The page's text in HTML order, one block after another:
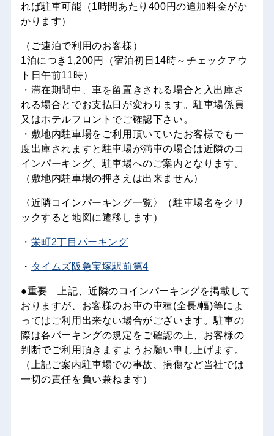
れば駐車可能（1時間あたり400円の追加料金がか
かります）
（ご連泊で利用のお客様）
1泊につき1,200円（宿泊初日14時～チェックアウ
ト日午前11時）
・滞在期間中、車を留置きされる場合と入出庫さ
れる場合とでお支払日が変わります。駐車場係員
又はホテルフロントでご確認下さい。
・敷地内駐車場をご利用頂いていたお客様でも一
度出庫されますと駐車場が満車の場合は近隣のコ
インパーキング、駐車場へのご案内となります。
（敷地内駐車場の押さえは出来ません）
〈近隣コインパーキング一覧〉（駐車場名をクリ
ックすると地図に遷移します）
・ 栄町2丁目パーキング
・ タイムズ阪急宝塚駅前第4
●重要 上記、近隣のコインパーキングを掲載して
おりますが、お客様のお車の車種(全長/幅)等によ
ってはご利用出来ない場合がございます。駐車の
際は各パーキングの規定をご確認の上、お客様の
判断でご利用頂きますようお願い申し上げます。
（上記ご案内駐車場での事故、損傷など当社では
一切の責任を負い兼ねます）